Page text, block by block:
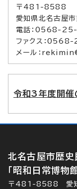
〒481-8588
愛知県北名古屋
電話：0568-
ファクス：
メール：
令和3年度開催
北名古屋市歴史
「昭和日常博物館
〒481-8588 愛知